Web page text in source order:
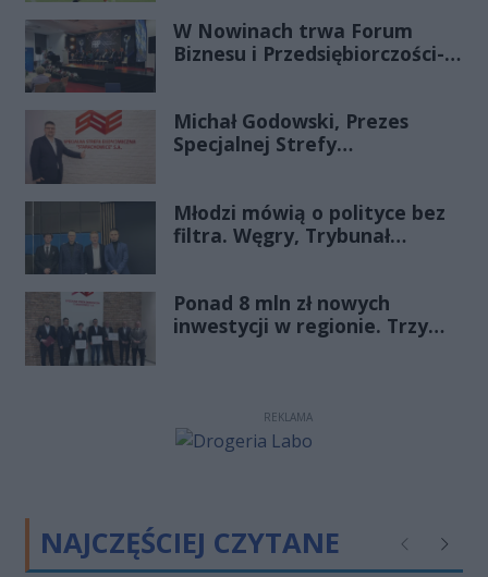
W Nowinach trwa Forum
Biznesu i Przedsiębiorczości-
Michał Godowski, Prezes
Specjalnej Strefy
Porannej Rozmowy Radia
Rekord Świętokrzyskie
Młodzi mówią o polityce bez
filtra. Węgry, Trybunał
zmienia zasady gry
Ponad 8 mln zł nowych
inwestycji w regionie. Trzy
REKLAMA
NAJCZĘŚCIEJ CZYTANE Poprzednie